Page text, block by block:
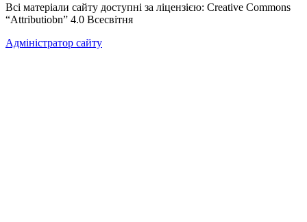
Всі матеріали сайту доступні за ліцензією: Creative Commons
“Attributiobn” 4.0 Всесвітня
Адміністратор сайту